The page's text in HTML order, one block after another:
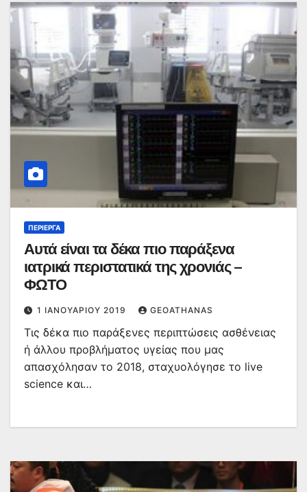
ΠΕΡΊΕΡΓΑ
Αυτά είναι τα δέκα πιο παράξενα
ιατρικά περιστατικά της χρονιάς –
ΦΩΤΟ
1 ΙΑΝΟΥΑΡΊΟΥ 2019 GEOATHANAS
Τις δέκα πιο παράξενες περιπτώσεις ασθένειας
ή άλλου προβλήματος υγείας που μας
απασχόλησαν το 2018, σταχυολόγησε το live
science και…